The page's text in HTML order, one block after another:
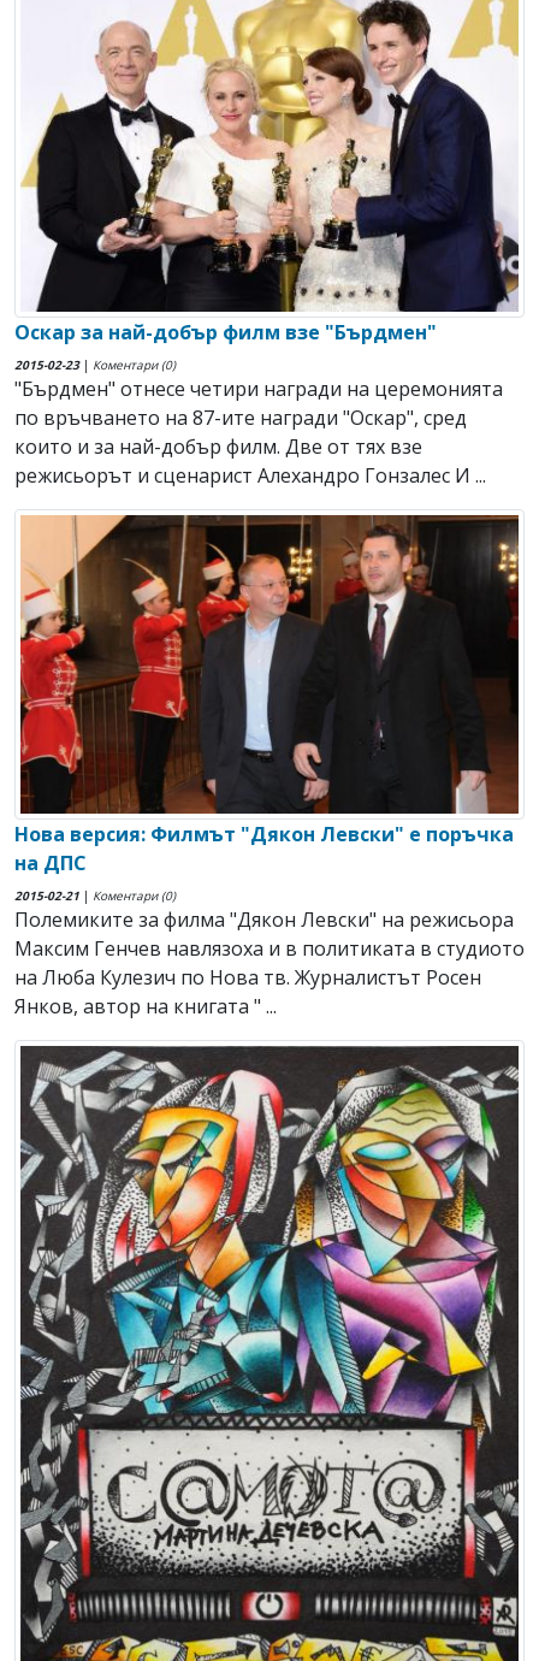
Оскар за най-добър филм взе "Бърдмен"
2015-02-23| Коментари (0)
"Бърдмен" отнесе четири награди на церемонията
по връчването на 87-ите награди "Оскар", сред
които и за най-добър филм. Две от тях взе
режисьорът и сценарист Алехандро Гонзалес И ...
Нова версия: Филмът "Дякон Левски" е поръчка
на ДПС
2015-02-21 | Коментари (0)
Полемиките за филма "Дякон Левски" на режисьора
Максим Генчев навлязоха и в политиката в студиото
на Люба Кулезич по Нова тв. Журналистът Росен
Янков, автор на книгата " ...